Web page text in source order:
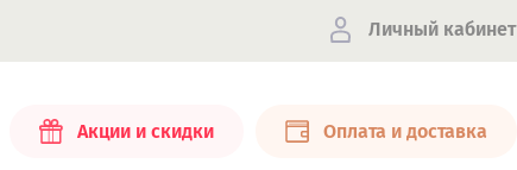
Личный кабинет
Акции и скидки Оплата и доставка